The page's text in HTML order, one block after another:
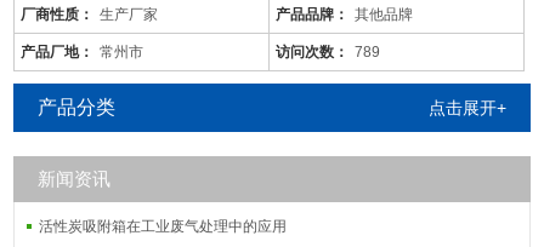
由于市场价格浮动影响，以上产品价格、属性仅供参考
南通/废气回收塔/按需定制
活性炭吸附塔：
通过利用高性能活性炭吸附剂固体本身的表面作用力，
厂商性质： 生产厂家 产品品牌： 其他品牌
产品厂地： 常州市 访问次数： 789
产品分类 点击展开+
新闻资讯
活性炭吸附箱在工业废气处理中的应用